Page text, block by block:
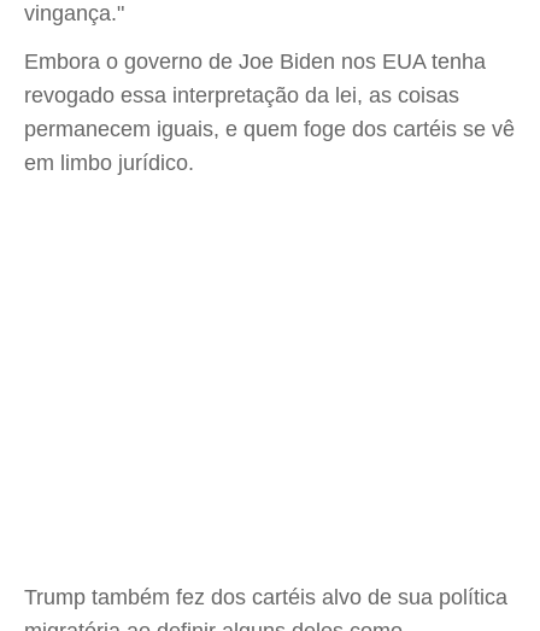
vingança."
Embora o governo de Joe Biden nos EUA tenha
revogado essa interpretação da lei, as coisas
permanecem iguais, e quem foge dos cartéis se vê
em limbo jurídico.
Trump também fez dos cartéis alvo de sua política